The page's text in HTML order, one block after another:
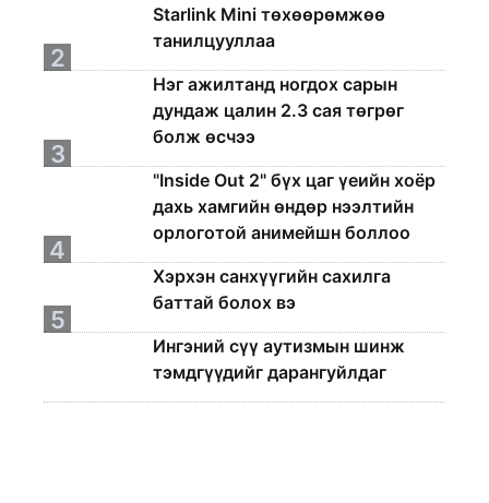
Starlink Mini төхөөрөмжөө
танилцууллаа
2
Нэг ажилтанд ногдох сарын
дундаж цалин 2.3 сая төгрөг
болж өсчээ
3
"Inside Out 2" бүх цаг үеийн хоёр
дахь хамгийн өндөр нээлтийн
орлоготой анимейшн боллоо
4
Хэрхэн санхүүгийн сахилга
баттай болох вэ
5
Ингэний сүү аутизмын шинж
тэмдгүүдийг дарангуйлдаг